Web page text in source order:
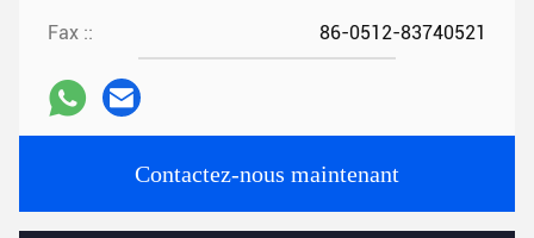
Fax :: 86-0512-83740521
Contactez-nous maintenant